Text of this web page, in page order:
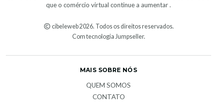
que o comércio virtual continue a aumentar .
cibeleweb 2026. Todos os direitos reservados.
Com tecnologia Jumpseller.
MAIS SOBRE NÓS
QUEM SOMOS
CONTATO